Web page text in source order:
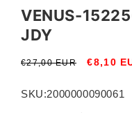
VENUS-
JDY
Prezzo
listino
€27,00 EUR
Prezzo
€8,10
SKU:2000000090061